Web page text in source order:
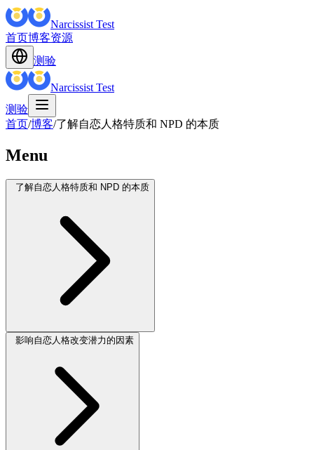
Narcissist Test
首页博客资源
测验
Narcissist Test
测验
首页/博客/了解自恋人格特质和 NPD 的本质
Menu
了解自恋人格特质和 NPD 的本质
影响自恋人格改变潜力的因素